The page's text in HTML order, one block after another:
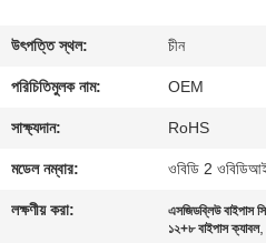
যোগাযোগ
উদ্ধৃতির
জন্য
আবেদন
উৎপত্তি স্থল: চীন
পরিচিতিমুলক নাম: OEM
সাক্ষ্যদান: RoHS
মডেল নম্বার: ওবিডি 2
লক্ষণীয় করা: এসজিডব্লিউ বাইপাস
১২+৮ বাইপাস ক্যাবল